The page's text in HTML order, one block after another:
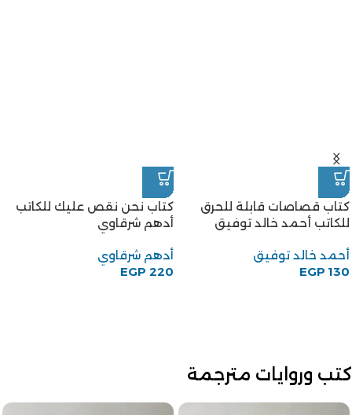
كتاب قصاصات قابلة للحرق
للكاتب أحمد خالد توفيق
أحمد خالد توفيق
EGP 130
كتاب نحن نقص عليك للكاتب
أدهم شرقاوي
أدهم شرقاوي
EGP 220
كتب وروايات مترجمة